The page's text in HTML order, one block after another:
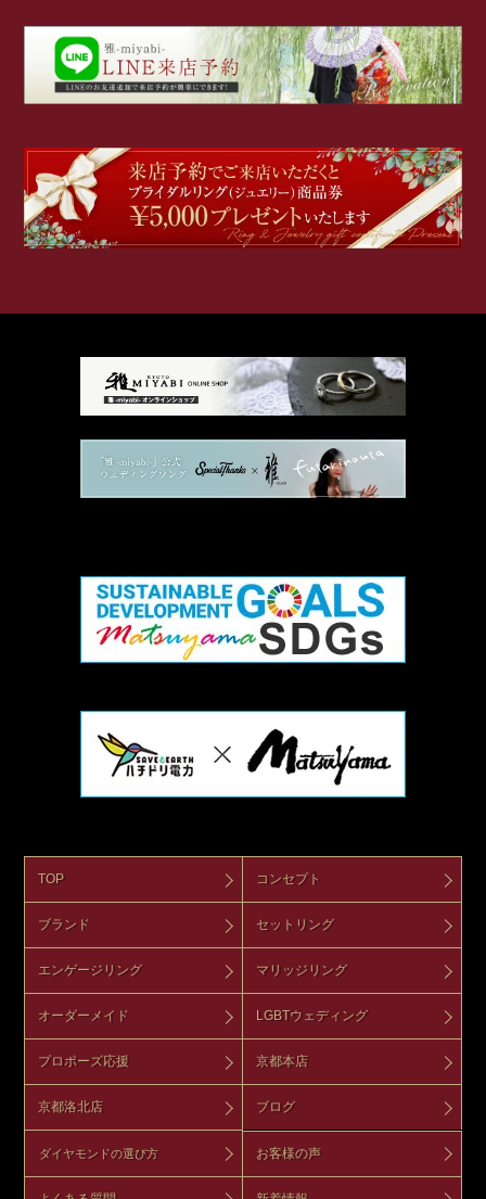
TOP コンセプト
ブランド セットリング
エンゲージリング マリッジリング
オーダーメイド LGBTウェディング
プロポーズ応援 京都本店
京都洛北店 ブログ
ダイヤモンドの選び方 お客様の声